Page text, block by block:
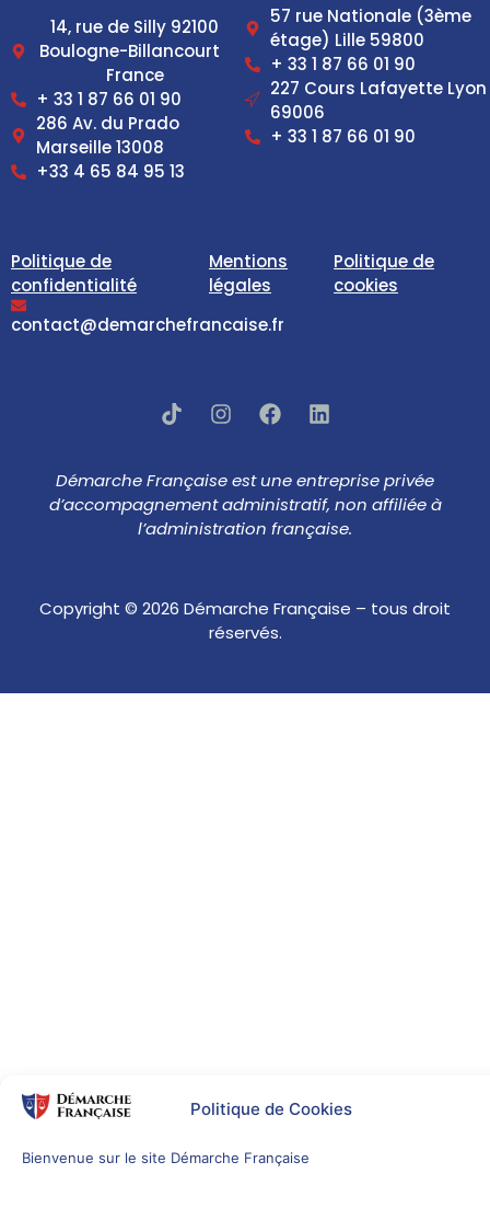
Politique de Cookies
Bienvenue sur le site Démarche Française
14, rue de Silly 92100
Boulogne-Billancourt
France
+ 33 1 87 66 01 90
286 Av. du Prado
Marseille 13008
+33 4 65 84 95 13
57 rue Nationale (3ème
étage) Lille 59800
+ 33 1 87 66 01 90
227 Cours Lafayette Lyon
69006
+ 33 1 87 66 01 90
Politique de
confidentialité
Mentions
légales
Politique de
cookies
contact@demarchefrancaise.fr
Démarche Française est une entreprise privée
d’accompagnement administratif, non affiliée à
l’administration française.
Copyright © 2026 Démarche Française – tous droit
réservés.